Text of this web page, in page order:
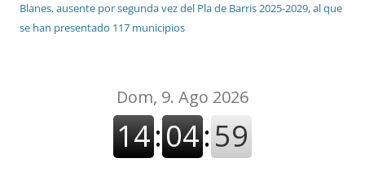
Blanes, ausente por segunda vez del Pla de Barris 2025-2029, al que
se han presentado 117 municipios